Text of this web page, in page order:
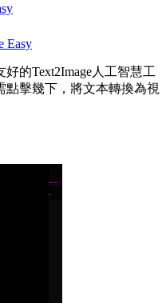
Easy
的Text2Image人工智慧工
擊幾下，將文本轉換為視